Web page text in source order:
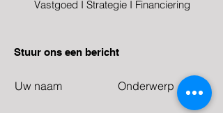
Vastgoed I Strategie I Financiering
Stuur ons een bericht
Uw naam Onderwerp